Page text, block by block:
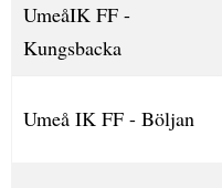
UmeåIK FF -
Kungsbacka
Umeå IK FF - Böljan